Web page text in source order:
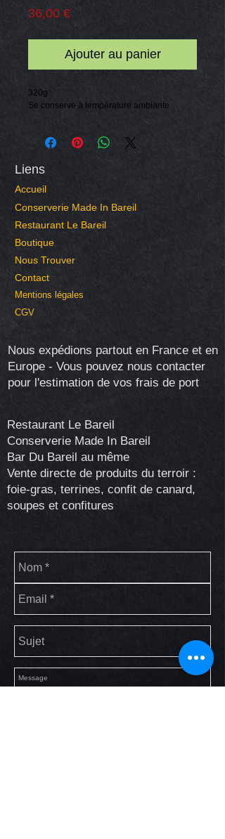
36,00 €Prix
Ajouter au panier
320g
Se conserve à température ambiante
Liens
Accueil
Conserverie Made In Bareil
Restaurant Le Bareil
Boutique
Nous Trouver
Contact
Mentions légales
CGV
Nous expédions partout en France et en
Europe - Vous pouvez nous contacter
pour l'estimation de vos frais de port
Restaurant Le Bareil
Conserverie Made In Bareil
Bar Du Bareil au même
Vente directe de produits du terroir :
foie-gras, terrines, confit de canard,
soupes et confitures